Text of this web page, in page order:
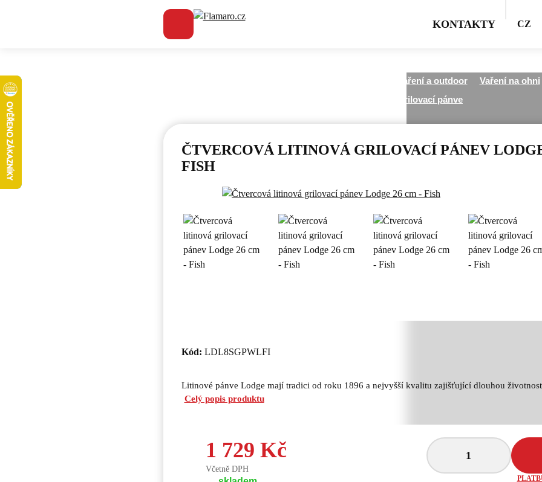
KONTAKTY CZ
Venkovní vaření a outdoor
Vaření na ohni
Litinové grilovací pánve
ČTVERCOVÁ LITINOVÁ GRILOVACÍ PÁNEV
FISH
Kód: LDL8SGPWLFI
Litinové pánve Lodge mají tradici od roku 1896 a nejvyšší kvalitu zajišťující dlouhou
Celý popis produktu
1 729 Kč
Včetně DPH